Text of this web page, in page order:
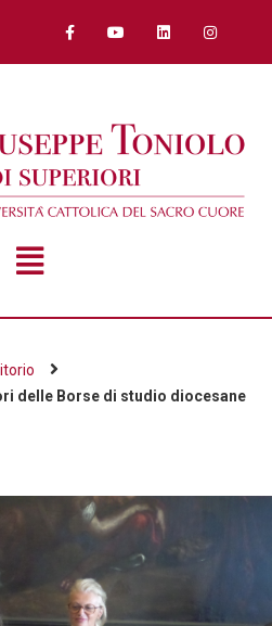
delle Borse di studio diocesane